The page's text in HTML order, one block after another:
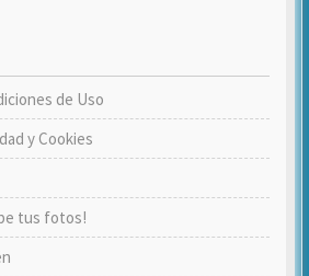
de Uso
y Cookies
tus fotos!